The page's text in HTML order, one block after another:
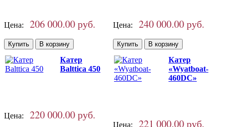
Цена: 206 000.00 руб. Цена: 240 000.00 руб.
Катер
Balttica 450
Цена: 220 000.00 руб.
Катер
«Wyatboat-
460DC»
Цена: 221 000.00 руб.